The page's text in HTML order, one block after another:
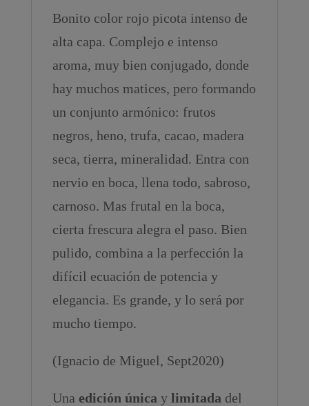
Bonito color rojo picota intenso de
alta capa. Complejo e intenso
aroma, muy bien conjugado, donde
hay muchos matices, pero formando
un conjunto armónico: frutos
negros, heno, trufa, cacao, madera
seca, tierra, mineralidad. Entra con
nervio en boca, llena todo, sabroso,
carnoso. Mas frutal en la boca,
cierta frescura alegra el paso. Bien
pulido, combina a la perfección la
difícil ecuación de potencia y
elegancia. Es grande, y lo será por
mucho tiempo.
(Ignacio de Miguel, Sept2020)
Una edición única y limitada del